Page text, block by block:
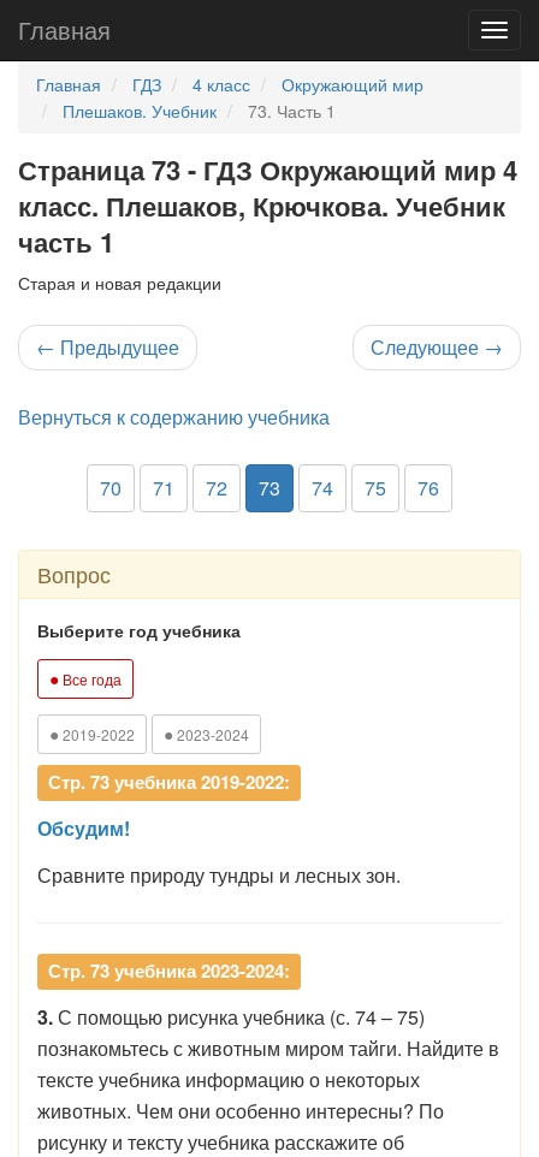
Главная
Главная ГДЗ 4 класс
Окружающий мир
Плешаков. Учебник
73. Часть 1
Страница 73 - ГДЗ Окружающий мир 4
класс. Плешаков, Крючкова. Учебник
часть 1
Старая и новая редакции
← Предыдущее Следующее →
Вернуться к содержанию учебника
70 71 72 73 74 75 76
Вопрос
Выберите год учебника
● Все года
● 2019-2022 ● 2023-2024
Стр. 73 учебника 2019-2022:
Обсудим!
Сравните природу тундры и лесных зон.
Стр. 73 учебника 2023-2024:
3.С помощью рисунка учебника (с. 74 – 75)
познакомьтесь с животным миром тайги. Найдите в
тексте учебника информацию о некоторых
животных. Чем они особенно интересны? По
рисунку и тексту учебника расскажите об